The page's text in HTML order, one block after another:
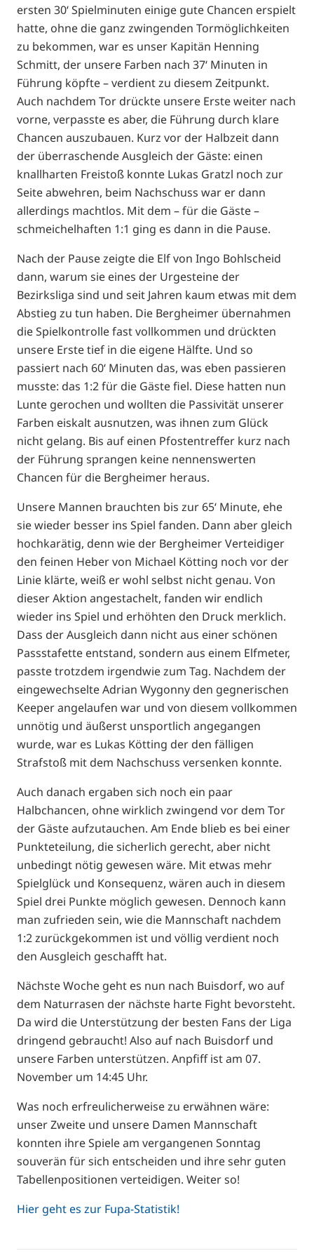
ersten 30‘ Spielminuten einige gute Chancen erspielt
hatte, ohne die ganz zwingenden Tormöglichkeiten
zu bekommen, war es unser Kapitän Henning
Schmitt, der unsere Farben nach 37‘ Minuten in
Führung köpfte – verdient zu diesem Zeitpunkt.
Auch nachdem Tor drückte unsere Erste weiter nach
vorne, verpasste es aber, die Führung durch klare
Chancen auszubauen. Kurz vor der Halbzeit dann
der überraschende Ausgleich der Gäste: einen
knallharten Freistoß konnte Lukas Gratzl noch zur
Seite abwehren, beim Nachschuss war er dann
allerdings machtlos. Mit dem – für die Gäste –
schmeichelhaften 1:1 ging es dann in die Pause.
Nach der Pause zeigte die Elf von Ingo Bohlscheid
dann, warum sie eines der Urgesteine der
Bezirksliga sind und seit Jahren kaum etwas mit dem
Abstieg zu tun haben. Die Bergheimer übernahmen
die Spielkontrolle fast vollkommen und drückten
unsere Erste tief in die eigene Hälfte. Und so
passiert nach 60‘ Minuten das, was eben passieren
musste: das 1:2 für die Gäste fiel. Diese hatten nun
Lunte gerochen und wollten die Passivität unserer
Farben eiskalt ausnutzen, was ihnen zum Glück
nicht gelang. Bis auf einen Pfostentreffer kurz nach
der Führung sprangen keine nennenswerten
Chancen für die Bergheimer heraus.
Unsere Mannen brauchten bis zur 65‘ Minute, ehe
sie wieder besser ins Spiel fanden. Dann aber gleich
hochkarätig, denn wie der Bergheimer Verteidiger
den feinen Heber von Michael Kötting noch vor der
Linie klärte, weiß er wohl selbst nicht genau. Von
dieser Aktion angestachelt, fanden wir endlich
wieder ins Spiel und erhöhten den Druck merklich.
Dass der Ausgleich dann nicht aus einer schönen
Passstafette entstand, sondern aus einem Elfmeter,
passte trotzdem irgendwie zum Tag. Nachdem der
eingewechselte Adrian Wygonny den gegnerischen
Keeper angelaufen war und von diesem vollkommen
unnötig und äußerst unsportlich angegangen
wurde, war es Lukas Kötting der den fälligen
Strafstoß mit dem Nachschuss versenken konnte.
Auch danach ergaben sich noch ein paar
Halbchancen, ohne wirklich zwingend vor dem Tor
der Gäste aufzutauchen. Am Ende blieb es bei einer
Punkteteilung, die sicherlich gerecht, aber nicht
unbedingt nötig gewesen wäre. Mit etwas mehr
Spielglück und Konsequenz, wären auch in diesem
Spiel drei Punkte möglich gewesen. Dennoch kann
man zufrieden sein, wie die Mannschaft nachdem
1:2 zurückgekommen ist und völlig verdient noch
den Ausgleich geschafft hat.
Nächste Woche geht es nun nach Buisdorf, wo auf
dem Naturrasen der nächste harte Fight bevorsteht.
Da wird die Unterstützung der besten Fans der Liga
dringend gebraucht! Also auf nach Buisdorf und
unsere Farben unterstützen. Anpfiff ist am 07.
November um 14:45 Uhr.
Was noch erfreulicherweise zu erwähnen wäre:
unser Zweite und unsere Damen Mannschaft
konnten ihre Spiele am vergangenen Sonntag
souverän für sich entscheiden und ihre sehr guten
Tabellenpositionen verteidigen. Weiter so!
Hier geht es zur Fupa-Statistik!